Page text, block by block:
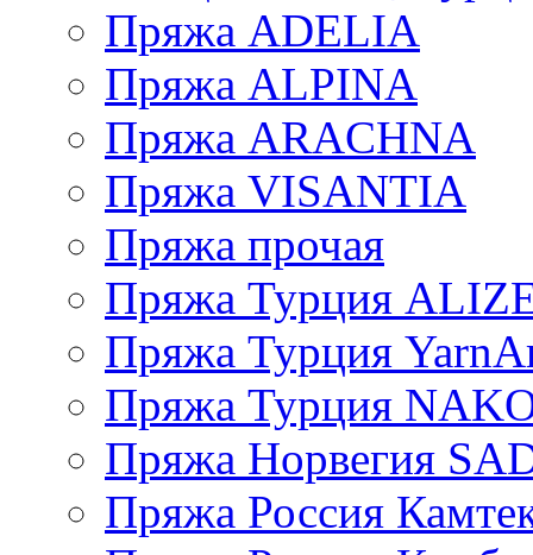
Пряжа ADELIA
Пряжа ALPINA
Пряжа ARACHNA
Пряжа VISANTIA
Пряжа прочая
Пряжа Турция
Пряжа Турция
Пряжа Турция
Пряжа Норвегия
Пряжа Россия